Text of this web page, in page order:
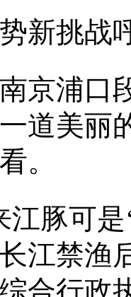
挑战呼
浦口段
道美丽
。
可是‘
江禁渔